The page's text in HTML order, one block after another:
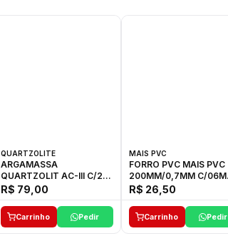
QUARTZOLITE
ARGAMASSA
QUARTZOLIT AC-III C/20
KG
R$ 79,00
Carrinho Pedir
MAIS PVC
FORRO PVC MAIS PVC
200MM/0,7MM C/06M
BRANCO
R$ 26,50
Carrinho Pedir